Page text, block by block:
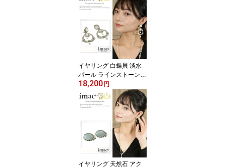
イヤリング 白蝶貝 淡水
パール ラインストーン
ホワイト クリアカラー e
r150117【イマックジュ
エリー公式】
18,200円
イヤリング 天然石 アク